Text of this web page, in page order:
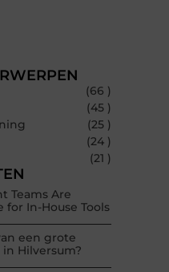
(66 )
(45 )
(25 )
(24 )
(21 )
Teams Are
In-House Tools
een grote
Hilversum?